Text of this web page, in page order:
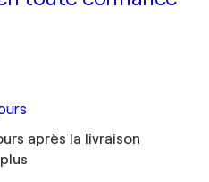
après la livraison